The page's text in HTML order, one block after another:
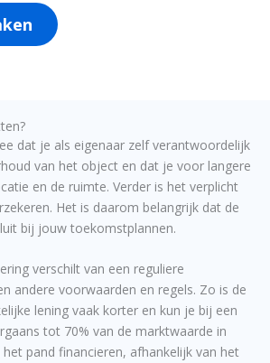
dat je als eigenaar zelf verantwoordelijk
van het object en dat je voor langere
en de ruimte. Verder is het verplicht
Het is daarom belangrijk dat de
bij jouw toekomstplannen.
verschilt van een reguliere
andere voorwaarden en regels. Zo is de
lening vaak korter en kun je bij een
tot 70% van de marktwaarde in
pand financieren, afhankelijk van het